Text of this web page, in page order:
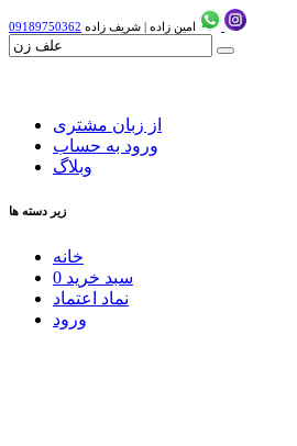
09189750362 امین زاده | شریف زاده
از زبان مشتری
ورود به حساب
وبلاگ
زیر دسته ها
خانه
0 سبد خرید
نماد اعتماد
ورود